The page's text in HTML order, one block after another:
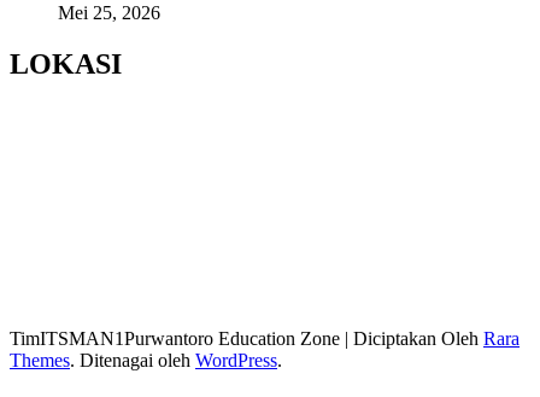
Mei 25, 2026
LOKASI
TimITSMAN1Purwantoro Education Zone | Diciptakan Oleh Rara
Themes. Ditenagai oleh WordPress.